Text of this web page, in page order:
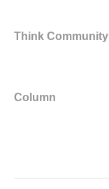
Think Community
Column